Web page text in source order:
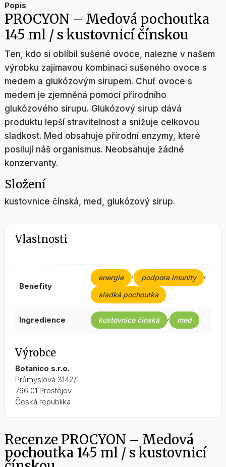
Popis
PROCYON – Medová pochoutka
145 ml / s kustovnicí čínskou
Ten, kdo si oblíbil sušené ovoce, nalezne v našem
výrobku zajímavou kombinaci sušeného ovoce s
medem a glukózovým sirupem. Chuť ovoce s
medem je zjemněná pomocí přírodního
glukózového sirupu. Glukózový sirup dává
produktu lepší stravitelnost a snižuje celkovou
sladkost. Med obsahuje přírodní enzymy, které
posilují náš organismus. Neobsahuje žádné
konzervanty.
Složení
kustovnice čínská, med, glukózový sirup.
Vlastnosti
benefity
energie , podpora imunity ,
sladká pochoutka
ingredience kustovnice čínská , med
Výrobce
Botanico s.r.o.
Průmyslová 3142/1
796 01 Prostějov
Česká republika
Recenze PROCYON – Medová
pochoutka 145 ml / s kustovnicí